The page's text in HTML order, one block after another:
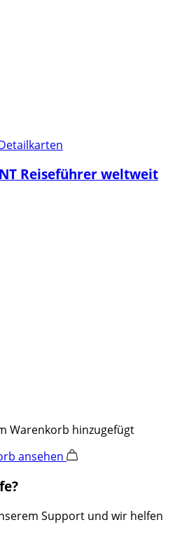
Reiseführer weltweit
Warenkorb hinzugefügt
ansehen
Support und wir helfen